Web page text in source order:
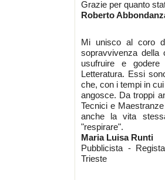
Grazie per quanto
Roberto
Mi unisco al coro
sopravvivenza della
usufruire e
Letteratura. Essi
che, con i tempi in
angosce. Da troppi
Tecnici e
anche la vita
"respirare".
Maria Luisa Runti
Pubblicista -
Trieste